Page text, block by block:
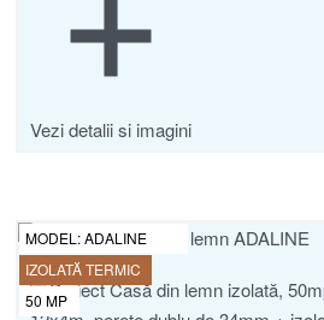
Vezi detalii si imagini
MODEL:ADALINE
IZOLATĂ TERMIC
50 MP